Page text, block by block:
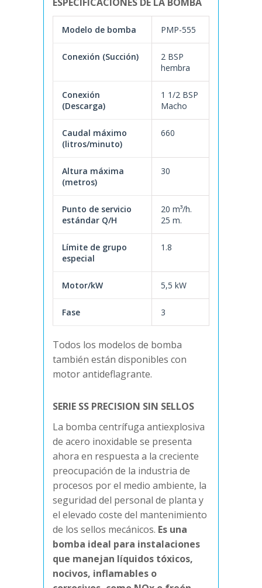
Modelo de bomba PMP-555
Conexión (Succión)
2 BSP
hembra
Conexión
(Descarga)
1 1/2 BSP
Macho
Caudal máximo
(litros/minuto)
660
Altura máxima
(metros)
30
Punto de servicio
estándar Q/H
20 m³/h.
25 m.
Límite de grupo
especial
1.8
Motor/kW 5,5 kW
Fase 3
Todos los modelos de bomba
también están disponibles con
motor antideflagrante.
SERIE SS PRECISION SIN SELLOS
La bomba centrífuga antiexplosiva
de acero inoxidable se presenta
ahora en respuesta a la creciente
preocupación de la industria de
procesos por el medio ambiente, la
seguridad del personal de planta y
el elevado coste del mantenimiento
de los sellos mecánicos. Es una
bomba ideal para instalaciones
que manejan líquidos tóxicos,
nocivos, inflamables o